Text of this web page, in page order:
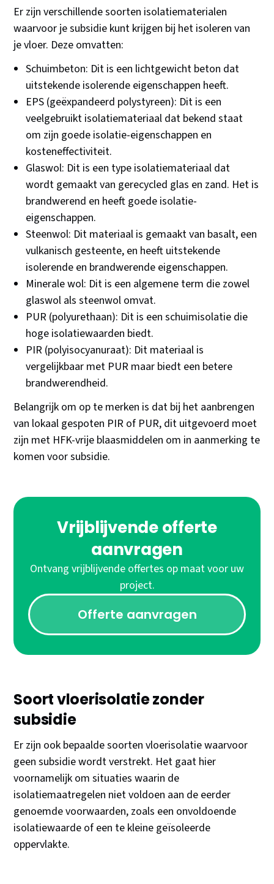
Er zijn verschillende soorten isolatiematerialen
waarvoor je subsidie kunt krijgen bij het isoleren van
je vloer. Deze omvatten:
Schuimbeton: Dit is een lichtgewicht beton dat
uitstekende isolerende eigenschappen heeft.
EPS (geëxpandeerd polystyreen): Dit is een
veelgebruikt isolatiemateriaal dat bekend staat
om zijn goede isolatie-eigenschappen en
kosteneffectiviteit.
Glaswol: Dit is een type isolatiemateriaal dat
wordt gemaakt van gerecycled glas en zand. Het is
brandwerend en heeft goede isolatie-
eigenschappen.
Steenwol: Dit materiaal is gemaakt van basalt, een
vulkanisch gesteente, en heeft uitstekende
isolerende en brandwerende eigenschappen.
Minerale wol: Dit is een algemene term die zowel
glaswol als steenwol omvat.
PUR (polyurethaan): Dit is een schuimisolatie die
hoge isolatiewaarden biedt.
PIR (polyisocyanuraat): Dit materiaal is
vergelijkbaar met PUR maar biedt een betere
brandwerendheid.
Belangrijk om op te merken is dat bij het aanbrengen
van lokaal gespoten PIR of PUR, dit uitgevoerd moet
zijn met HFK-vrije blaasmiddelen om in aanmerking te
komen voor subsidie.
Vrijblijvende offerte
aanvragen
Ontvang vrijblijvende offertes op maat voor uw
project.
Offerte aanvragen
Soort vloerisolatie zonder
subsidie
Er zijn ook bepaalde soorten vloerisolatie waarvoor
geen subsidie wordt verstrekt. Het gaat hier
voornamelijk om situaties waarin de
isolatiemaatregelen niet voldoen aan de eerder
genoemde voorwaarden, zoals een onvoldoende
isolatiewaarde of een te kleine geïsoleerde
oppervlakte.